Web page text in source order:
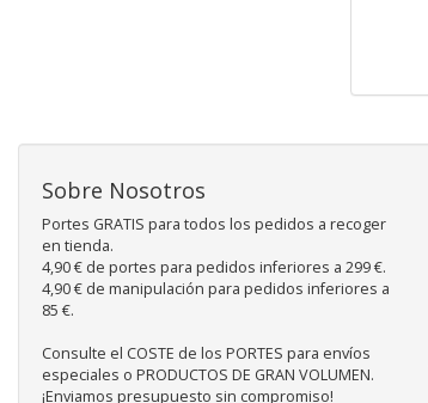
Sobre Nosotros
Portes GRATIS para todos los pedidos a recoger
en tienda.
4,90 € de portes para pedidos inferiores a 299 €.
4,90 € de manipulación para pedidos inferiores a
85 €.
Consulte el COSTE de los PORTES para envíos
especiales o PRODUCTOS DE GRAN VOLUMEN.
¡Enviamos presupuesto sin compromiso!